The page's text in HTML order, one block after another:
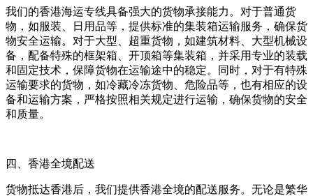
我们的香港海运专线具备强大的货物承接能力。对于普通货
物，如服装、日用品等，提供标准的集装箱运输服务，确保货
物安全运输。对于大型、超重货物，如建筑材料、大型机械设
备，配备特殊的框架箱、开顶箱等集装箱，并采用专业的装载
和固定技术，保障货物在运输途中的稳定。同时，对于有特殊
运输要求的货物，如冷藏冷冻货物、危险品等，也有相应的设
备和运输方案，严格按照相关规定进行运输，确保货物的安全
和质量。​
四、香港全境配送​
货物抵达香港后，我们提供香港全境的配送服务。无论是繁华